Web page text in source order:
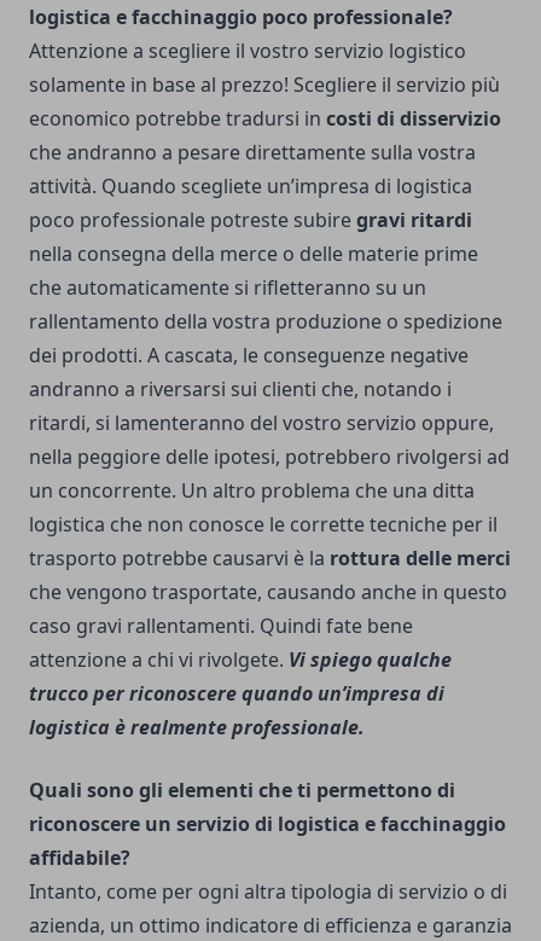
logistica e facchinaggio poco professionale?
Attenzione a scegliere il vostro servizio logistico
solamente in base al prezzo! Scegliere il servizio più
economico potrebbe tradursi in costi di disservizio
che andranno a pesare direttamente sulla vostra
attività. Quando scegliete un’impresa di logistica
poco professionale potreste subiregravi ritardi
nella consegna della merce o delle materie prime
che automaticamente si rifletteranno su un
rallentamento della vostra produzione o spedizione
dei prodotti. A cascata, le conseguenze negative
andranno a riversarsi sui clienti che, notando i
ritardi, si lamenteranno del vostro servizio oppure,
nella peggiore delle ipotesi, potrebbero rivolgersi ad
un concorrente. Un altro problema che una ditta
logistica che non conosce le corrette tecniche per il
trasporto potrebbe causarvi è la rottura delle merci
che vengono trasportate, causando anche in questo
caso gravi rallentamenti. Quindi fate bene
attenzione a chi vi rivolgete. Vi spiego qualche
trucco per riconoscere quando un’impresa di
logistica è realmente professionale.
Quali sono gli elementi che ti permettono di
riconoscere un servizio di logistica e facchinaggio
affidabile?
Intanto, come per ogni altra tipologia di servizio o di
azienda, un ottimo indicatore di efficienza e garanzia